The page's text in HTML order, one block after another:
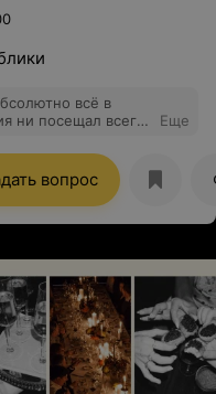
всё в
ни посещал всегда
Еще
вопрос